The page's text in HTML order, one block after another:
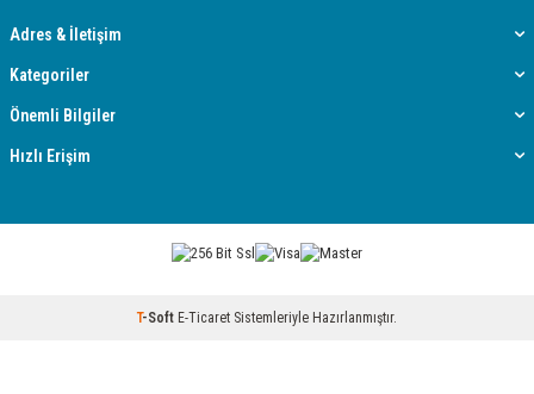
Adres & İletişim
Kategoriler
Önemli Bilgiler
Hızlı Erişim
T-Soft E-Ticaret Sistemleriyle Hazırlanmıştır.